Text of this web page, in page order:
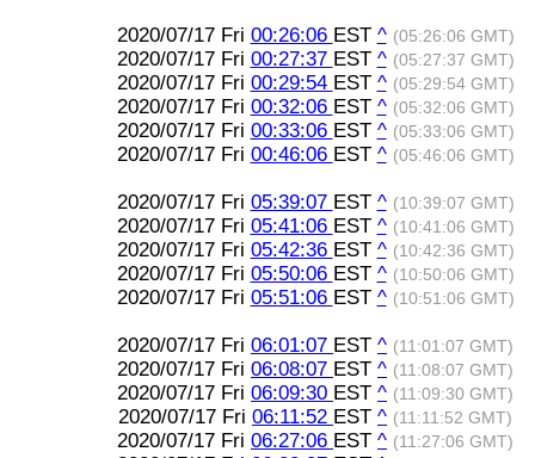
2020/07/17 Fri 00:26:06 EST ^ (05:26:06 GMT)
2020/07/17 Fri 00:27:37 EST ^ (05:27:37 GMT)
2020/07/17 Fri 00:29:54 EST ^ (05:29:54 GMT)
2020/07/17 Fri 00:32:06 EST ^ (05:32:06 GMT)
2020/07/17 Fri 00:33:06 EST ^ (05:33:06 GMT)
2020/07/17 Fri 00:46:06 EST ^ (05:46:06 GMT)
2020/07/17 Fri 05:39:07 EST ^ (10:39:07 GMT)
2020/07/17 Fri 05:41:06 EST ^ (10:41:06 GMT)
2020/07/17 Fri 05:42:36 EST ^ (10:42:36 GMT)
2020/07/17 Fri 05:50:06 EST ^ (10:50:06 GMT)
2020/07/17 Fri 05:51:06 EST ^ (10:51:06 GMT)
2020/07/17 Fri 06:01:07 EST ^ (11:01:07 GMT)
2020/07/17 Fri 06:08:07 EST ^ (11:08:07 GMT)
2020/07/17 Fri 06:09:30 EST ^ (11:09:30 GMT)
2020/07/17 Fri 06:11:52 EST ^ (11:11:52 GMT)
2020/07/17 Fri 06:27:06 EST ^ (11:27:06 GMT)